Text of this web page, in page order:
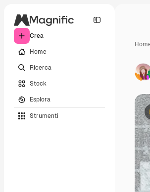
Crea
Home
Ricerca
Stock
Esplora
Strumenti